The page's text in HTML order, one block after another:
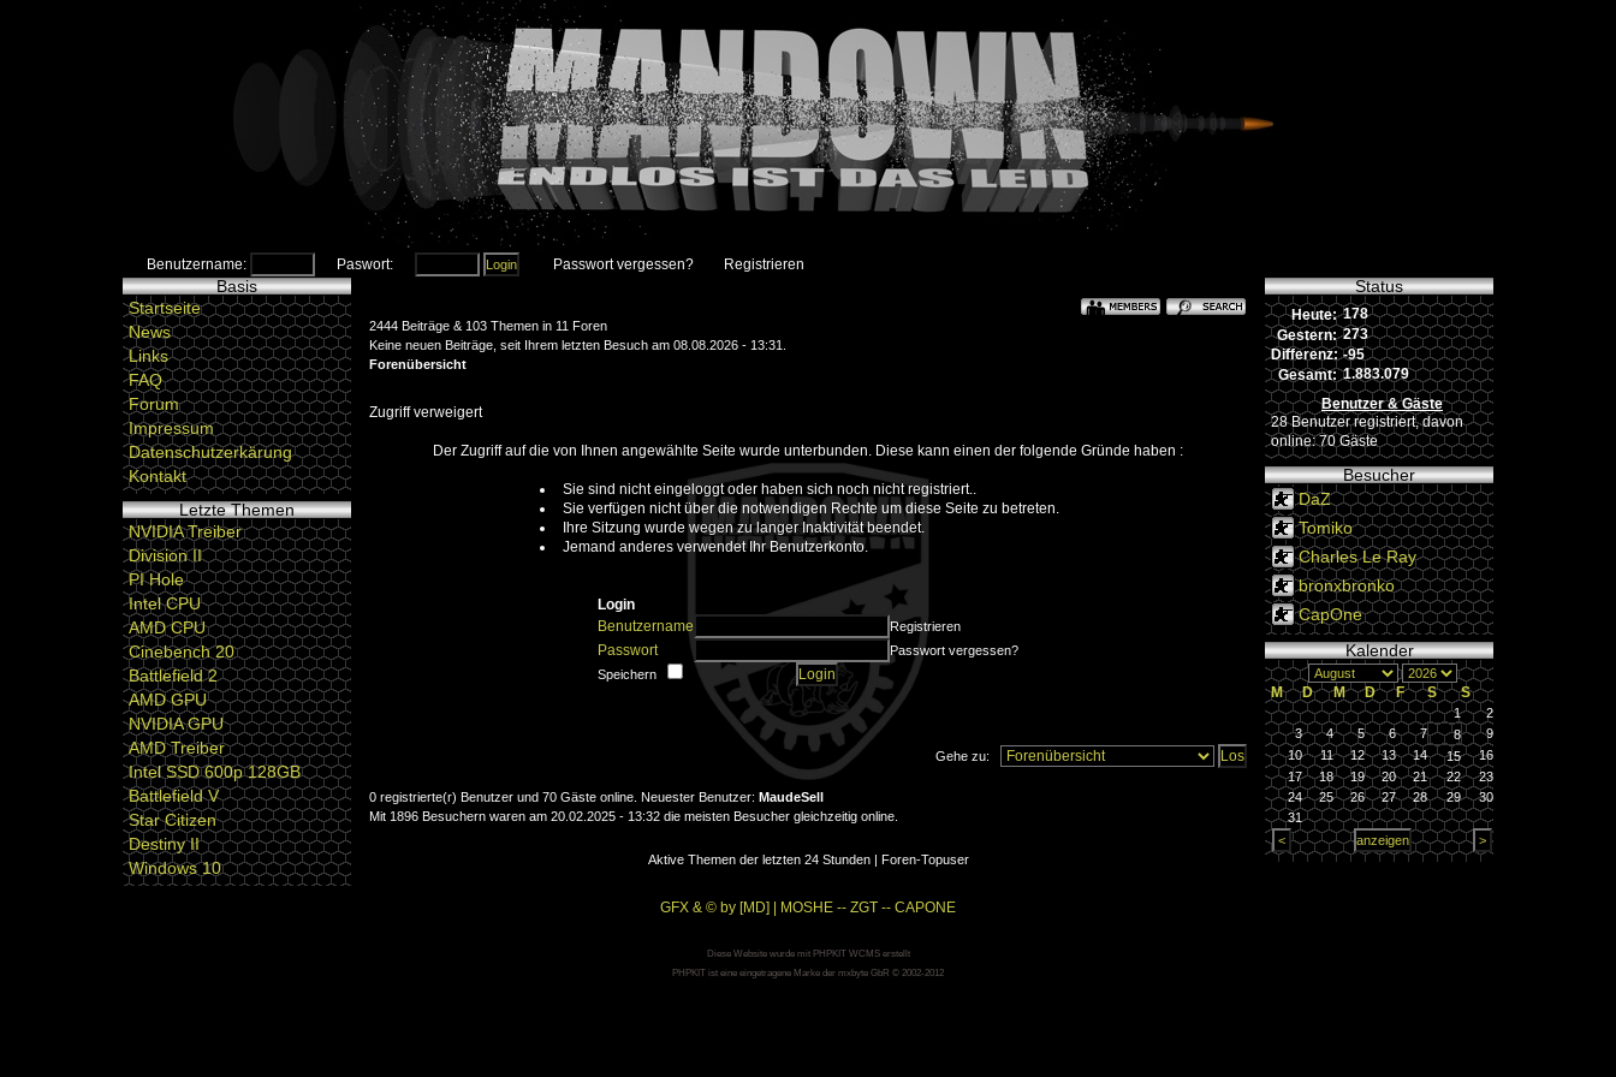
Benutzername: Paswort: Passwort vergessen? Registrieren
Basis
Startseite
News
Links
FAQ
Forum
Impressum
Datenschutzerkärung
Kontakt
Letzte Themen
NVIDIA Treiber
Division II
PI Hole
Intel CPU
AMD CPU
Cinebench 20
Battlefield 2
AMD GPU
NVIDIA GPU
AMD Treiber
Intel SSD 600p 128GB
Battlefield V
Star Citizen
Destiny II
Windows 10
2444 Beiträge & 103 Themen in 11 Foren
Keine neuen Beiträge, seit Ihrem letzten Besuch am 08.08.2026 - 13:31.
Forenübersicht
Zugriff verweigert
Der Zugriff auf die von Ihnen angewählte Seite wurde unterbunden. Diese kann einen der folgende Gründe haben :
Sie sind nicht eingeloggt oder haben sich noch nicht registriert..
Sie verfügen nicht über die notwendigen Rechte um diese Seite zu betreten.
Ihre Sitzung wurde wegen zu langer Inaktivität beendet.
Jemand anderes verwendet Ihr Benutzerkonto.
Login
Benutzername
Registrieren
Passwort
Passwort vergessen?
Speichern
Gehe zu:
0 registrierte(r) Benutzer und 70 Gäste online. Neuester Benutzer: MaudeSell
Mit 1896 Besuchern waren am 20.02.2025 - 13:32 die meisten Besucher gleichzeitig online.
Aktive Themen der letzten 24 Stunden| Foren-Topuser
Status
Heute: 178
Gestern: 273
Differenz: -95
Gesamt: 1.883.079
Benutzer & Gäste
28 Benutzer registriert, davon
online: 70 Gäste
Besucher
DaZ
Tomiko
Charles Le Ray
bronxbronko
CapOne
Kalender
M D M D F S S
1
2
3
4 5 6 7 8
9
10
11 12 13 14 15
16
17
18 19 20 21 22
23
24
25 26 27 28 29
30
31
GFX & © by [MD] | MOSHE -- ZGT -- CAPONE
Diese Website wurde mit PHPKIT WCMS erstellt
PHPKIT ist eine eingetragene Marke der mxbyte GbR © 2002-2012